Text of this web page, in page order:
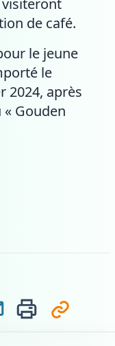
visiteront
de café.
le jeune
le
2024, après
Gouden